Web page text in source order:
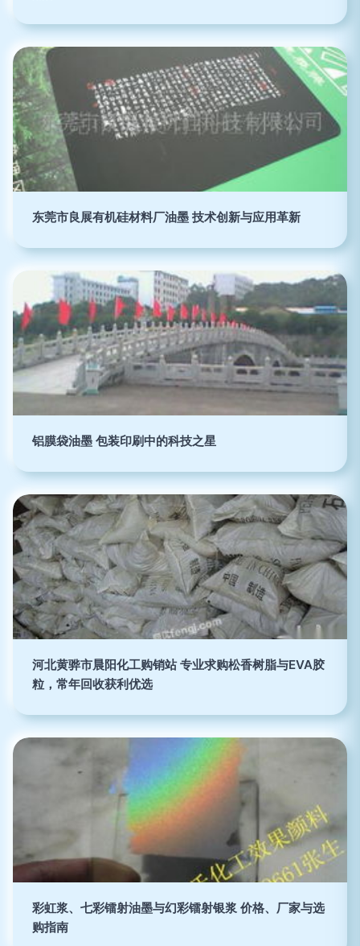
东莞市良展有机硅材料厂油墨 技术创新与应用革新
铝膜袋油墨 包装印刷中的科技之星
河北黄骅市晨阳化工购销站 专业求购松香树脂与EVA胶
粒，常年回收获利优选
彩虹浆、七彩镭射油墨与幻彩镭射银浆 价格、厂家与选
购指南